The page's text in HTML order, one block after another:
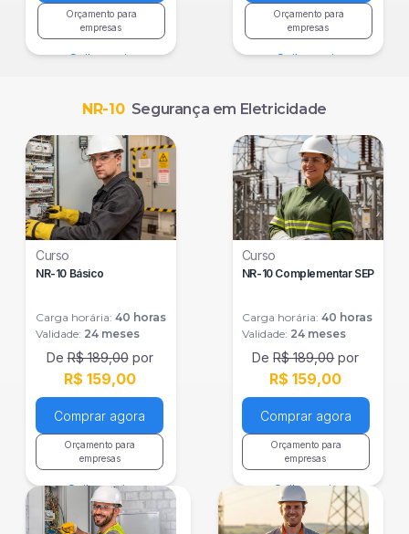
Orçamento para
empresas
Saiba mais
Orçamento para
empresas
Saiba mais
NR-10 Segurança em Eletricidade
Curso
NR-10 Básico
Carga horária: 40 horas
Validade: 24 meses
DeR$ 189,00por
R$ 159,00
Comprar agora
Orçamento para
empresas
Saiba mais
Curso
NR-10 Complementar SEP
Carga horária: 40 horas
Validade: 24 meses
DeR$ 189,00por
R$ 159,00
Comprar agora
Orçamento para
empresas
Saiba mais